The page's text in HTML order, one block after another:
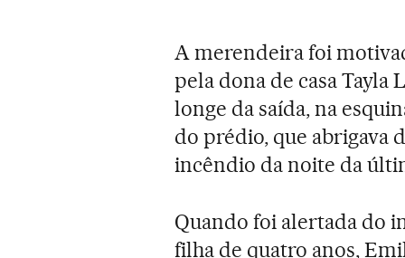
A merendeira foi
pela dona de casa Tayla
longe da saída, na
do prédio, que abrigava
incêndio da noite da
Quando foi alertada do
filha de quatro anos,